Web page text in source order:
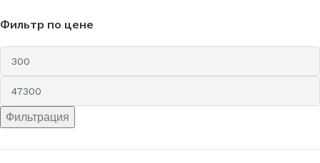
Фильтр по цене
Фильтрация